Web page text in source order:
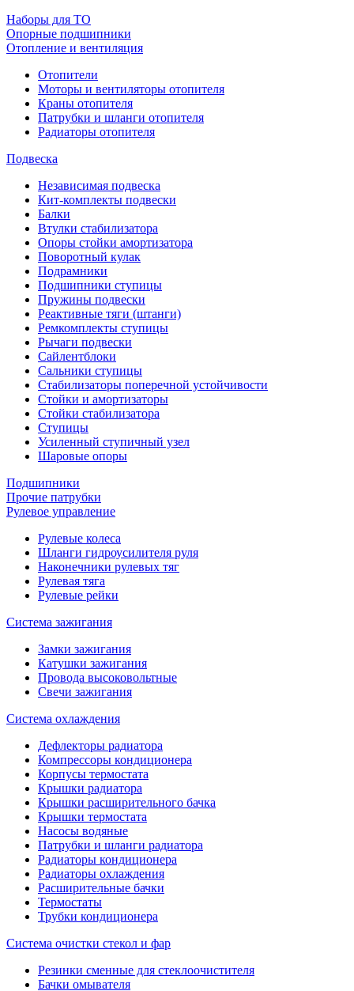
Наборы для ТО
Опорные подшипники
Отопление и вентиляция
Отопители
Моторы и вентиляторы отопителя
Краны отопителя
Патрубки и шланги отопителя
Радиаторы отопителя
Подвеска
Независимая подвеска
Кит-комплекты подвески
Балки
Втулки стабилизатора
Опоры стойки амортизатора
Поворотный кулак
Подрамники
Подшипники ступицы
Пружины подвески
Реактивные тяги (штанги)
Ремкомплекты ступицы
Рычаги подвески
Сайлентблоки
Сальники ступицы
Стабилизаторы поперечной устойчивости
Стойки и амортизаторы
Стойки стабилизатора
Ступицы
Усиленный ступичный узел
Шаровые опоры
Подшипники
Прочие патрубки
Рулевое управление
Рулевые колеса
Шланги гидроусилителя руля
Наконечники рулевых тяг
Рулевая тяга
Рулевые рейки
Система зажигания
Замки зажигания
Катушки зажигания
Провода высоковольтные
Свечи зажигания
Система охлаждения
Дефлекторы радиатора
Компрессоры кондиционера
Корпусы термостата
Крышки радиатора
Крышки расширительного бачка
Крышки термостата
Насосы водяные
Патрубки и шланги радиатора
Радиаторы кондиционера
Радиаторы охлаждения
Расширительные бачки
Термостаты
Трубки кондиционера
Система очистки стекол и фар
Резинки сменные для стеклоочистителя
Бачки омывателя